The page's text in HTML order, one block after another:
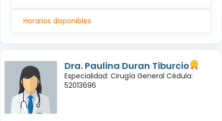
Horarios disponibles
Dra. Paulina Duran Tiburcio
Especialidad: Cirugía General Cédula:
52013696